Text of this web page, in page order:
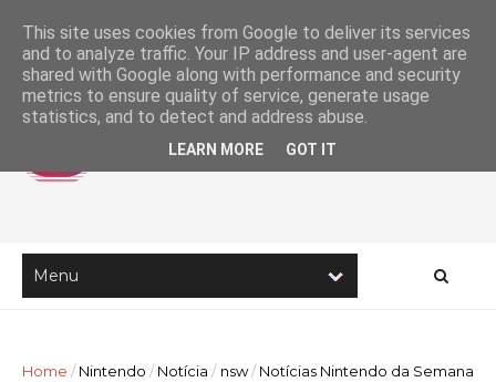
Home / Nintendo / Notícia / nsw / Notícias Nintendo da Semana
This site uses cookies from Google to deliver its services
and to analyze traffic. Your IP address and user-agent are
shared with Google along with performance and security
metrics to ensure quality of service, generate usage
statistics, and to detect and address abuse.
LEARN MORE GOT IT